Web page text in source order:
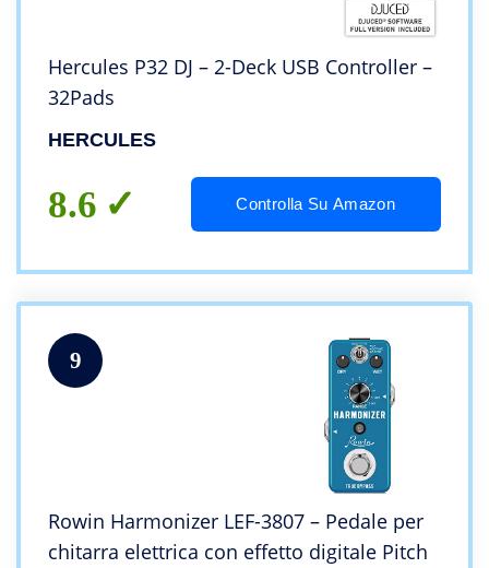
Hercules P32 DJ – 2-Deck USB Controller –
32Pads
HERCULES
8.6 Controlla Su Amazon
9
Rowin Harmonizer LEF-3807 – Pedale per
chitarra elettrica con effetto digitale Pitch